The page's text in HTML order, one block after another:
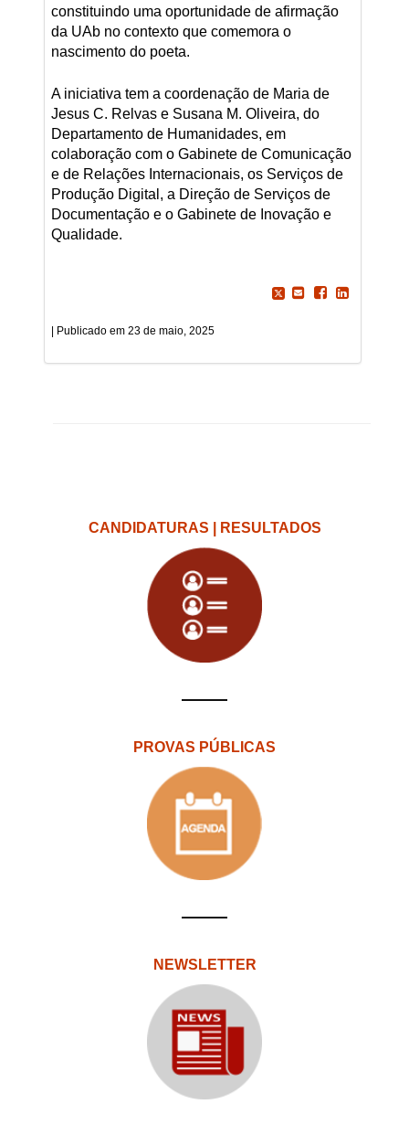
constituindo uma oportunidade de afirmação
da UAb no contexto que comemora o
nascimento do poeta.
A iniciativa tem a coordenação de Maria de
Jesus C. Relvas e Susana M. Oliveira, do
Departamento de Humanidades, em
colaboração com o Gabinete de Comunicação
e de Relações Internacionais, os Serviços de
Produção Digital, a Direção de Serviços de
Documentação e o Gabinete de Inovação e
Qualidade.
23 de maio, 2025
CANDIDATURAS | RESULTADOS
PROVAS PÚBLICAS
NEWSLETTER